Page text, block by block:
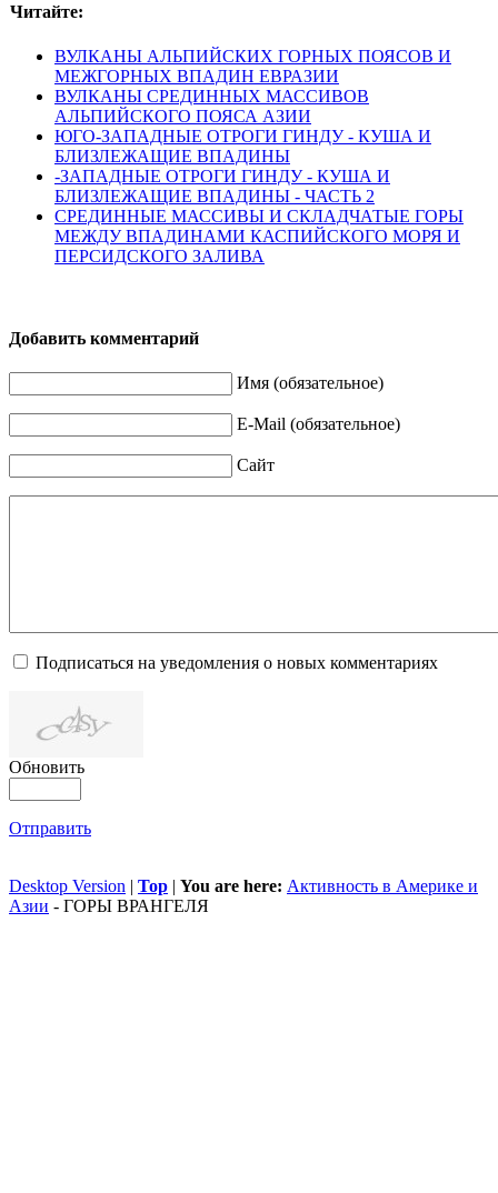
Читайте:
ВУЛКАНЫ АЛЬПИЙСКИХ ГОРНЫХ ПОЯСОВ И
МЕЖГОРНЫХ ВПАДИН ЕВРАЗИИ
ВУЛКАНЫ СРЕДИННЫХ МАССИВОВ
АЛЬПИЙСКОГО ПОЯСА АЗИИ
ЮГО-ЗАПАДНЫЕ ОТРОГИ ГИНДУ - КУША И
БЛИЗЛЕЖАЩИЕ ВПАДИНЫ
-ЗАПАДНЫЕ ОТРОГИ ГИНДУ - КУША И
БЛИЗЛЕЖАЩИЕ ВПАДИНЫ - ЧАСТЬ 2
СРЕДИННЫЕ МАССИВЫ И СКЛАДЧАТЫЕ ГОРЫ
МЕЖДУ ВПАДИНАМИ КАСПИЙСКОГО МОРЯ И
ПЕРСИДСКОГО ЗАЛИВА
Добавить комментарий
Имя (обязательное)
E-Mail (обязательное)
Сайт
Подписаться на уведомления о новых комментариях
Обновить
Отправить
Desktop Version | Top | You are here: Активность в Америке и
Азии - ГОРЫ ВРАНГЕЛЯ